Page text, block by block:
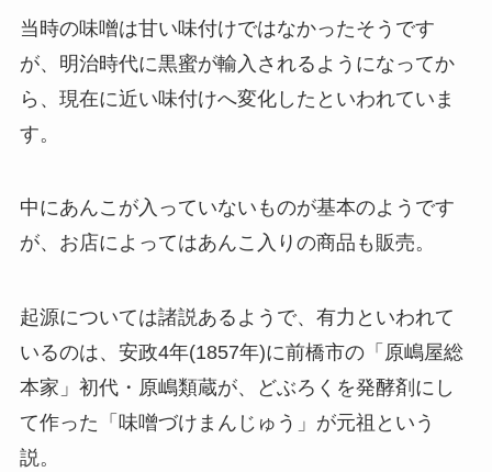
当時の味噌は甘い味付けではなかったそうです
が、明治時代に黒蜜が輸入されるようになってか
ら、現在に近い味付けへ変化したといわれていま
す。
中にあんこが入っていないものが基本のようです
が、お店によってはあんこ入りの商品も販売。
起源については諸説あるようで、有力といわれて
いるのは、安政4年(1857年)に前橋市の「原嶋屋総
本家」初代・原嶋類蔵が、どぶろくを発酵剤にし
て作った「味噌づけまんじゅう」が元祖という
説。